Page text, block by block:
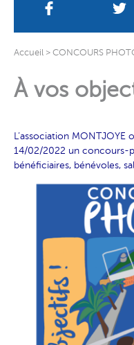
Accueil > CONCOURS
À vos
L’association MONTJOYE
14/02/2022 un concours-
bénéficiaires, bénévoles,